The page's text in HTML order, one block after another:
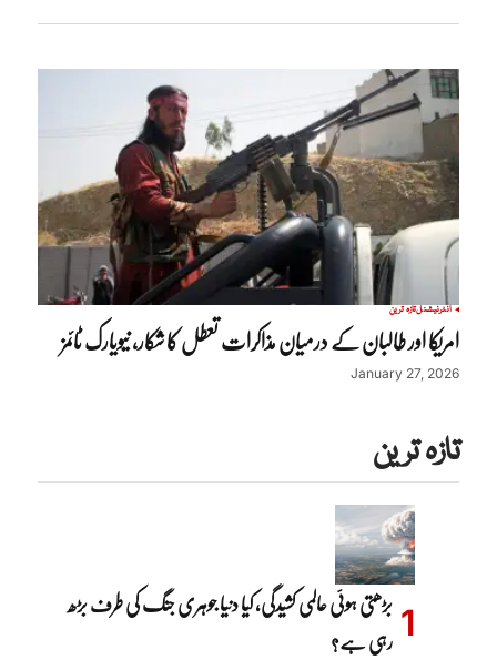
انٹرنیشنلتازہ ترین
امریکا اور طالبان کے درمیان مذاکرات تعطل کا شکار، نیویارک ٹائمز
January 27, 2026
تازہ ترین
بڑھتی ہوئی عالمی کشیدگی، کیا دنیا جوہری جنگ کی طرف بڑھ
رہی ہے؟